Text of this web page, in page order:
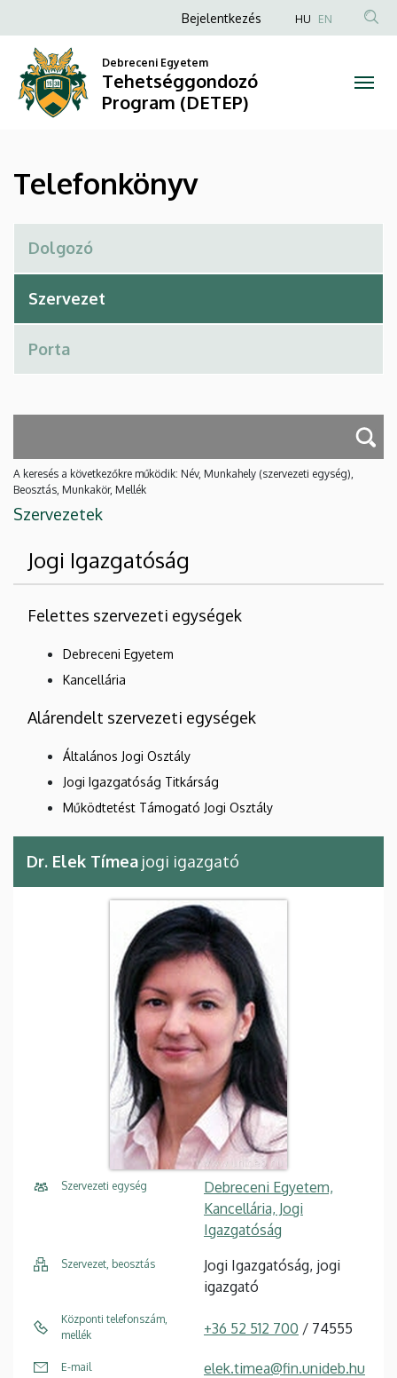
Telefonkönyv
Tehetséggondozó
Program
(DETEP)
a
tartalomra
Anonim
fiók
menüje
Bejelentkezés HU EN
Debreceni Egyetem
Tehetséggondozó
Program (DETEP)
Telefonkönyv
A keresés a következőkre működik: Név, Munkahely (szervezeti egység),
Beosztás, Munkakör, Mellék
Szervezetek
Jogi Igazgatóság
Felettes szervezeti egységek
Debreceni Egyetem
Kancellária
Alárendelt szervezeti egységek
Általános Jogi Osztály
Jogi Igazgatóság Titkárság
Működtetést Támogató Jogi Osztály
Dr. Elek Tímea jogi igazgató
Szervezeti egység
Debreceni Egyetem,
Kancellária, Jogi
Igazgatóság
Szervezet, beosztás
Jogi Igazgatóság, jogi
igazgató
Központi telefonszám,
mellék
+36 52 512 700 / 74555
E-mail elek.timea@fin.unideb.hu